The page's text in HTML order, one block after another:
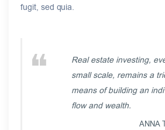
fugit, sed quia.
Real estate investing,
small scale, remains a
means of building an
flow and wealth.
ANNA